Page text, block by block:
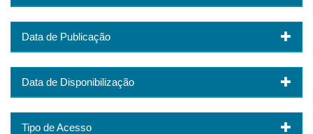
Data de Publicação
Data de Disponibilização
Tipo de Acesso